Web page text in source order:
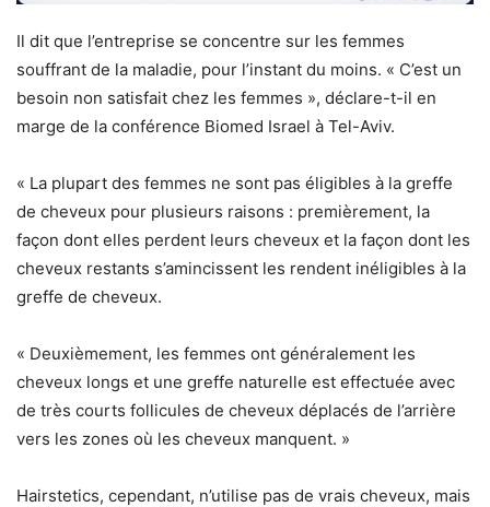
Il dit que l’entreprise se concentre sur les femmes
souffrant de la maladie, pour l’instant du moins. « C’est un
besoin non satisfait chez les femmes », déclare-t-il en
marge de la conférence Biomed Israel à Tel-Aviv.
« La plupart des femmes ne sont pas éligibles à la greffe
de cheveux pour plusieurs raisons : premièrement, la
façon dont elles perdent leurs cheveux et la façon dont les
cheveux restants s’amincissent les rendent inéligibles à la
greffe de cheveux.
« Deuxièmement, les femmes ont généralement les
cheveux longs et une greffe naturelle est effectuée avec
de très courts follicules de cheveux déplacés de l’arrière
vers les zones où les cheveux manquent. »
Hairstetics, cependant, n’utilise pas de vrais cheveux, mais